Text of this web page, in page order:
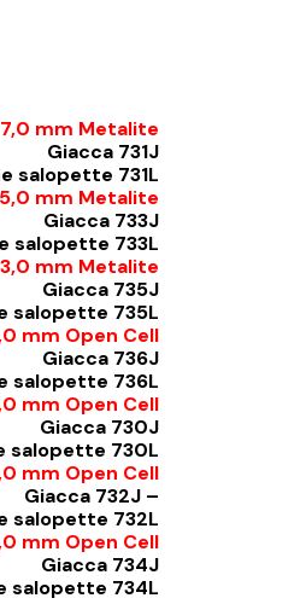
7,0 mm Metalite
Giacca 731J
salopette 731L
5,0 mm Metalite
Giacca 733J
salopette 733L
3,0 mm Metalite
Giacca 735J
salopette 735L
mm Open Cell
Giacca 736J
salopette 736L
mm Open Cell
Giacca 730J
salopette 730L
mm Open Cell
Giacca 732J –
salopette 732L
mm Open Cell
Giacca 734J
salopette 734L